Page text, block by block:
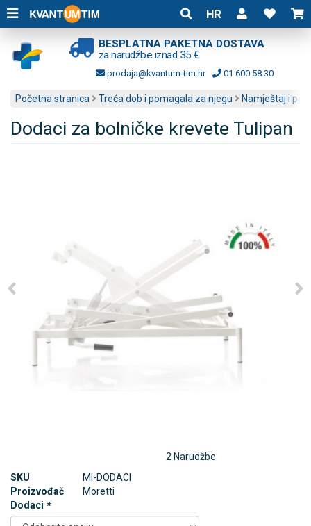
HR
BESPLATNA PAKETNA DOSTAVA
za narudžbe iznad 35 €
prodaja@kvantum-tim.hr 01 600 58 30
Početna stranica Treća dob i pomagala za njegu Namještaj i
Dodaci za bolničke krevete Tulipan
2 Narudžbe
SKU
MI-DODACI
Proizvođač
Moretti
Dodaci *